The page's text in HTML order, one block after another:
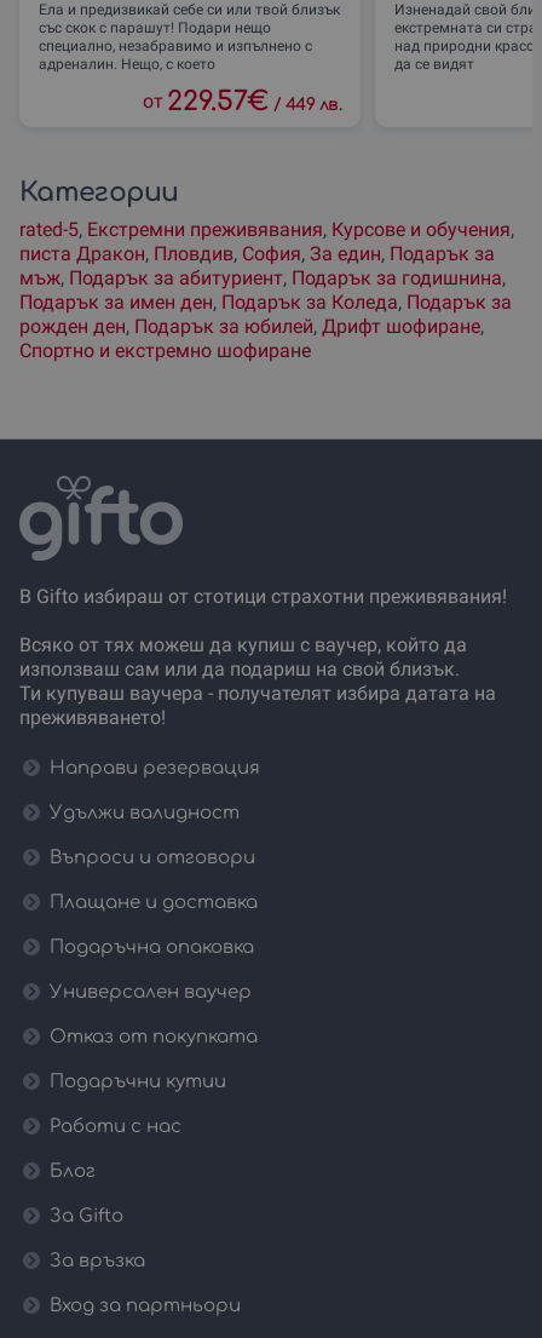
Ела и предизвикай себе си или твой близък
със скок с парашут! Подари нещо
специално, незабравимо и изпълнено с
адреналин. Нещо, с което
от 229.57€ / 449 лв.
Изненадай свой
екстремната си
над природни
да се видят
Категории
rated-5, Екстремни преживявания, Курсове и обучения,
писта Дракон, Пловдив, София, За един, Подарък за
мъж, Подарък за абитуриент, Подарък за годишнина,
Подарък за имен ден, Подарък за Коледа, Подарък за
рожден ден, Подарък за юбилей, Дрифт шофиране,
Спортно и екстремно шофиране
В Gifto избираш от стотици страхотни преживявания!
Всяко от тях можеш да купиш с ваучер, който да
използваш сам или да подариш на свой близък.
Ти купуваш ваучера - получателят избира датата на
преживяването!
Направи резервация
Удължи валидност
Въпроси и отговори
Плащане и доставка
Подаръчна опаковка
Универсален ваучер
Отказ от покупката
Подаръчни кутии
Работи с нас
Блог
За Gifto
За връзка
Вход за партньори